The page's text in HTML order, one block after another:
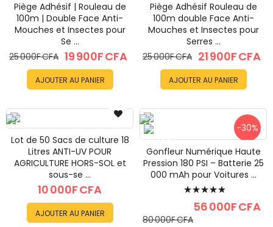
Piège Adhésif | Rouleau de
100m | Double Face Anti-
Mouches et Insectes pour
Se ...
19 900F CFA
25 000F CFA
AJOUTER AU PANIER
Piège Adhésif Rouleau de
100m double Face Anti-
Mouches et Insectes pour
Serres ...
21 900F CFA
25 000F CFA
AJOUTER AU PANIER
Lot de 50 Sacs de culture 18
Litres ANTI-UV POUR
AGRICULTURE HORS-SOL et
sous-se ...
10 000F CFA
AJOUTER AU PANIER
-30%
Gonfleur Numérique Haute
Pression 180 PSI – Batterie 25
000 mAh pour Voitures ...
Évaluation:
100%56 000F CFA
80 000F CFA